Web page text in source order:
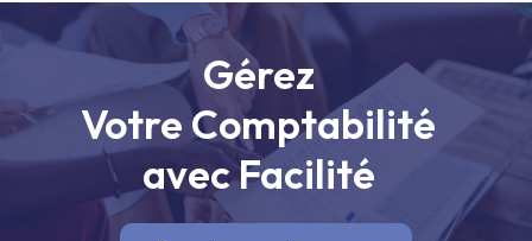
Gérez
Votre Comptabilité
avec Facilité